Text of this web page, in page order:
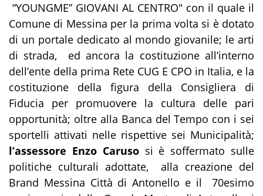
“YOUNGME” GIOVANI AL CENTRO" con il quale il
Comune di Messina per la prima volta si è dotato
di un portale dedicato al mondo giovanile; le arti
di strada, ed ancora la costituzione all’interno
dell’ente della prima Rete CUG E CPO in Italia, e la
costituzione della figura della Consigliera di
Fiducia per promuovere la cultura delle pari
opportunità; oltre alla Banca del Tempo con i sei
sportelli attivati nelle rispettive sei Municipalità;
l’assessore Enzo Carusosi è soffermato sulle
politiche culturali adottate, alla creazione del
Brand Messina Città di Antonello e il 70esimo